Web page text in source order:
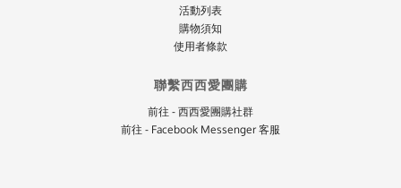
活動列表
購物須知
使用者條款
聯繫西西愛團購
前往 - 西西愛團購社群
前往 - Facebook Messenger 客服